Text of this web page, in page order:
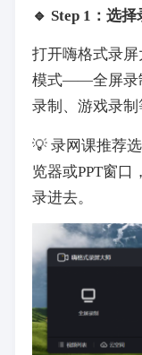
‌🔹 Step 1：选
打开嗨格式录
模式——全屏录
录制、游戏录制
💡 录网课推荐选‌
览器或PPT窗口
录进去。